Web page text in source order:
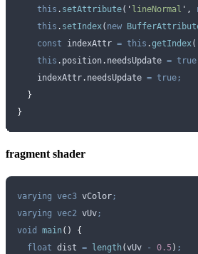
    this
. setAttribute( ' lineNormal ' ,
    this
. setIndex( new
    const
indexAttr = this .getIndex
    this
. position. needsUpdate =
    indexAttr
. needsUpdate = true;
  }
}
fragment shader
varying vec3 vColor;
varying vec2 vUv;
void
main ()
{
  float
dist = length (vUv - 0.5) ;